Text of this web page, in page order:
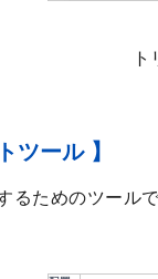
ツール 】
るためのツール